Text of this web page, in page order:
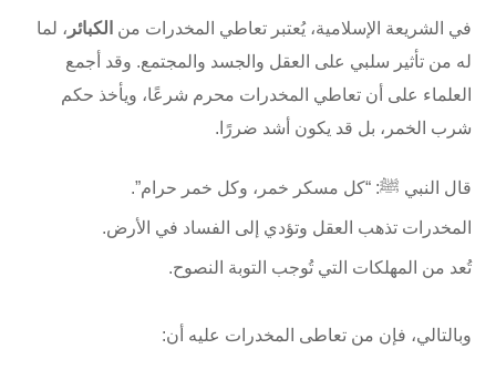
في الشريعة الإسلامية، يُعتبر تعاطي المخدرات من الكبائر ، لما
له من تأثير سلبي على العقل والجسد والمجتمع. وقد أجمع
العلماء على أن تعاطي المخدرات محرم شرعًا، ويأخذ حكم
شرب الخمر، بل قد يكون أشد ضررًا.
قال النبي ﷺ: “كل مسكر خمر، وكل خمر حرام”.
المخدرات تذهب العقل وتؤدي إلى الفساد في الأرض.
تُعد من المهلكات التي تُوجب التوبة النصوح.
وبالتالي، فإن من تعاطى المخدرات عليه أن: